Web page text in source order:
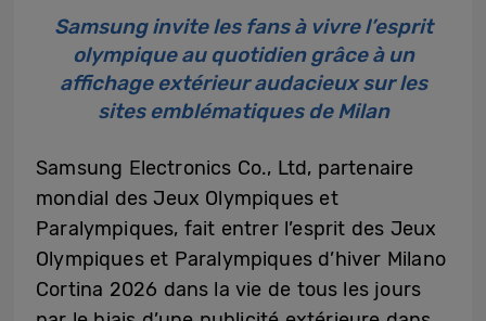
Samsung invite les fans à vivre l’esprit
olympique au quotidien grâce à un
affichage extérieur audacieux sur les
sites emblématiques de Milan
Samsung Electronics Co., Ltd, partenaire
mondial des Jeux Olympiques et
Paralympiques, fait entrer l’esprit des Jeux
Olympiques et Paralympiques d’hiver Milano
Cortina 2026 dans la vie de tous les jours